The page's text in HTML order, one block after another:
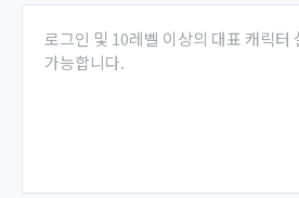
로그인 및 10레벨 이상의 대표 캐릭터
가능합니다.